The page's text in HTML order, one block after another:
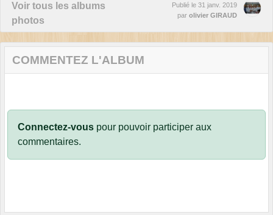
Voir tous les albums
photos
Publié le 31 janv. 2019
par olivier GIRAUD
COMMENTEZ L'ALBUM
Connectez-vous pour pouvoir participer aux
commentaires.